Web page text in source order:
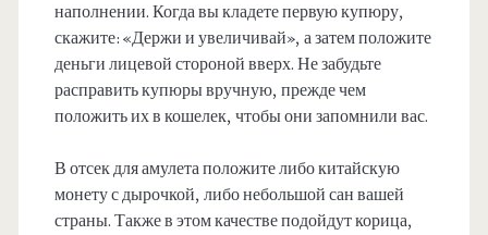
наполнении. Когда вы кладете первую купюру,
скажите: «Держи и увеличивай», а затем положите
деньги лицевой стороной вверх. Не забудьте
расправить купюры вручную, прежде чем
положить их в кошелек, чтобы они запомнили вас.
В отсек для амулета положите либо китайскую
монету с дырочкой, либо небольшой сан вашей
страны. Также в этом качестве подойдут корица,